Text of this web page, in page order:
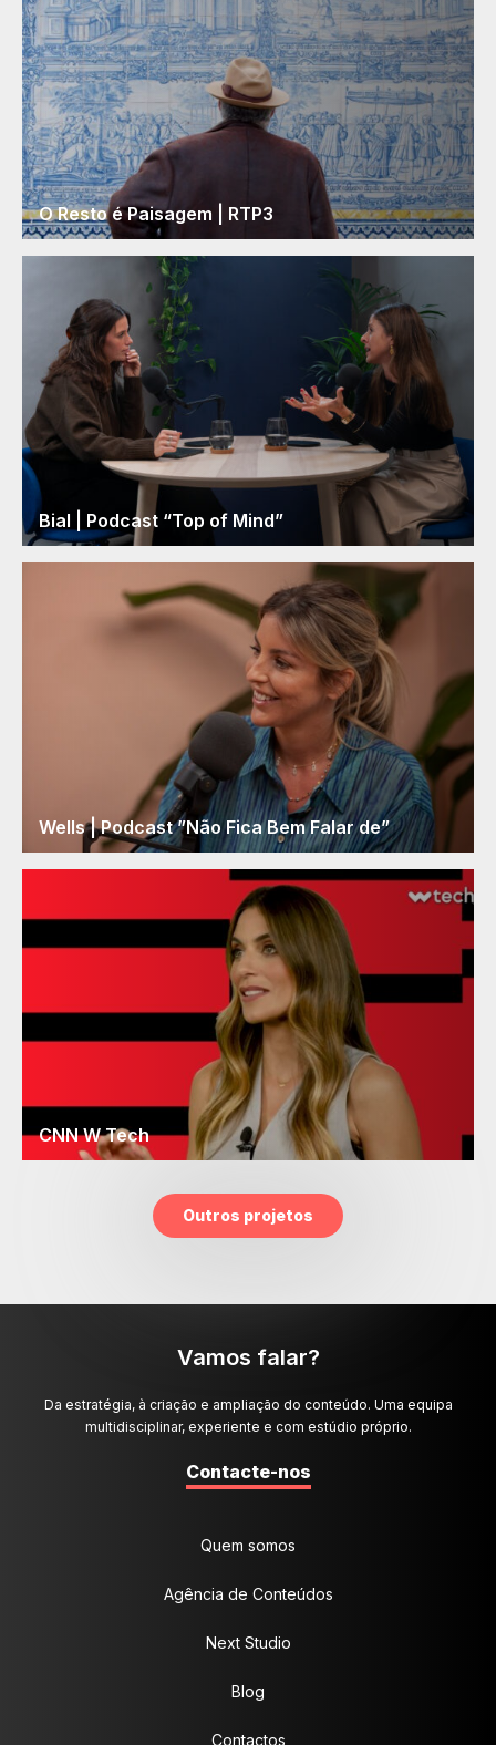
O Resto é Paisagem | RTP3
Bial | Podcast “Top of Mind”
Wells | Podcast ”Não Fica Bem Falar de”
CNN W Tech
Outros projetos
Vamos falar?
Da estratégia, à criação e ampliação do conteúdo. Uma equipa
multidisciplinar, experiente e com estúdio próprio.
Contacte-nos
Quem somos
Agência de Conteúdos
Next Studio
Blog
Contactos